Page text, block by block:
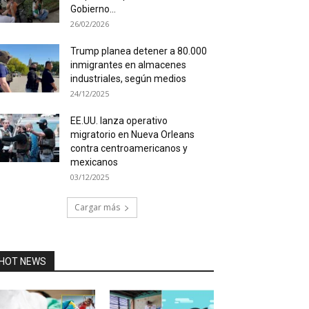
Gobierno...
26/02/2026
Trump planea detener a 80.000
inmigrantes en almacenes
industriales, según medios
24/12/2025
EE.UU. lanza operativo
migratorio en Nueva Orleans
contra centroamericanos y
mexicanos
03/12/2025
Cargar más
NEWS